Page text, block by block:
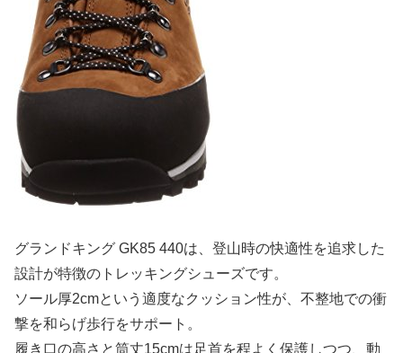
グランドキング GK85 440は、登山時の快適性を追求した
設計が特徴のトレッキングシューズです。
ソール厚2cmという適度なクッション性が、不整地での衝
撃を和らげ歩行をサポート。
履き口の高さと筒丈15cmは足首を程よく保護しつつ、動